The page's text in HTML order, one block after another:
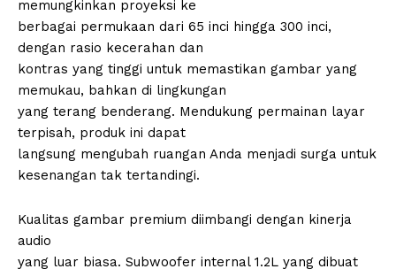
memungkinkan proyeksi ke
berbagai permukaan dari 65 inci hingga 300 inci,
dengan rasio kecerahan dan
kontras yang tinggi untuk memastikan gambar yang
memukau, bahkan di lingkungan
yang terang benderang. Mendukung permainan layar
terpisah, produk ini dapat
langsung mengubah ruangan Anda menjadi surga untuk
kesenangan tak tertandingi.
Kualitas gambar premium diimbangi dengan kinerja
audio
yang luar biasa. Subwoofer internal 1.2L yang dibuat